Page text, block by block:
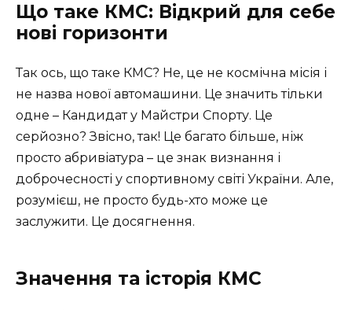
Що таке КМС: Відкрий для себе
нові горизонти
Так ось, що таке КМС? Не, це не космічна місія і
не назва нової автомашини. Це значить тільки
одне – Кандидат у Майстри Спорту. Це
серйозно? Звісно, так! Це багато більше, ніж
просто абривіатура – це знак визнання і
доброчесності у спортивному світі України. Але,
розумієш, не просто будь-хто може це
заслужити. Це досягнення.
Значення та історія КМС